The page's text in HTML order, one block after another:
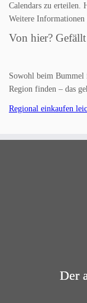
Calendars zu erteilen.
Weitere
Von hier?
Sowohl beim Bummel
Region finden – das
Regional einkaufen
Der